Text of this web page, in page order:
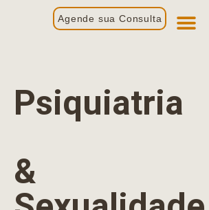
Agende sua Consulta
Psiquiatria
&